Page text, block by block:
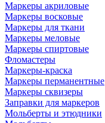
Маркеры акриловые
Маркеры восковые
Маркеры для ткани
Маркеры меловые
Маркеры спиртовые
Фломастеры
Маркеры-краска
Маркеры перманентные
Маркеры сквизеры
Заправки для маркеров
Мольберты и этюдники